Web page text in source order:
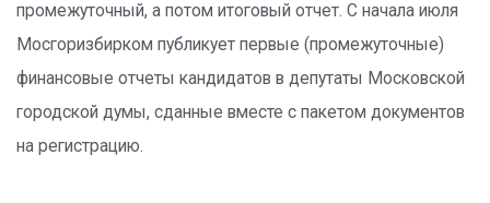
промежуточный, а потом итоговый отчет. С начала июля
Мосгоризбирком публикует первые (промежуточные)
финансовые отчеты кандидатов в депутаты Московской
городской думы, сданные вместе с пакетом документов
на регистрацию.